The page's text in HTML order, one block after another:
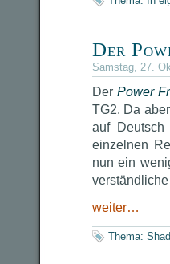
Der
Samstag, 27.
Der Power
TG2. Da
auf
einzelnen
nun ein
weiter…
Thema: